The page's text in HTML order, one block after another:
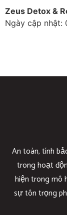
Zeus Detox &
Ngày cập nhật:
An toàn, tính
trong hoạt
hiện trong mô
sự tôn trọng